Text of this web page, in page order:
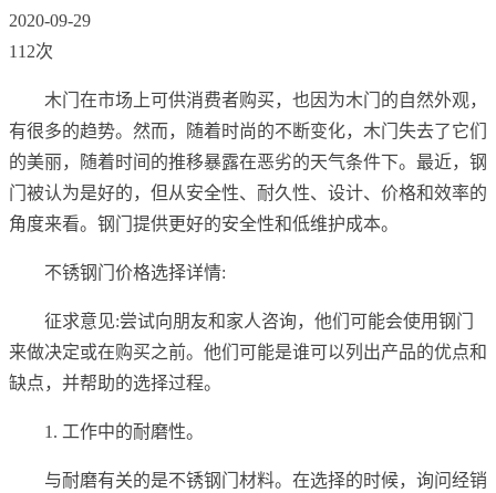
2020-09-29
112次
木门在市场上可供消费者购买，也因为木门的自然外观，
有很多的趋势。然而，随着时尚的不断变化，木门失去了它们
的美丽，随着时间的推移暴露在恶劣的天气条件下。最近，钢
门被认为是好的，但从安全性、耐久性、设计、价格和效率的
角度来看。钢门提供更好的安全性和低维护成本。
不锈钢门价格选择详情:
征求意见:尝试向朋友和家人咨询，他们可能会使用钢门
来做决定或在购买之前。他们可能是谁可以列出产品的优点和
缺点，并帮助的选择过程。
1. 工作中的耐磨性。
与耐磨有关的是不锈钢门材料。在选择的时候，询问经销